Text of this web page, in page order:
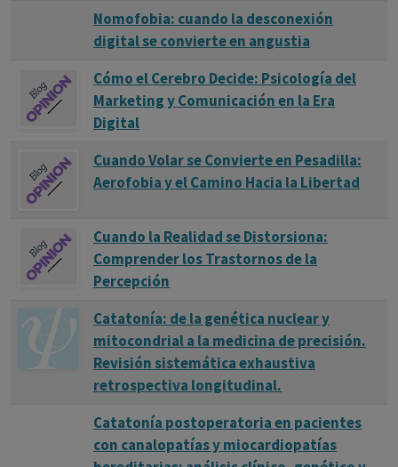
Nomofobia: cuando la desconexión
digital se convierte en angustia
Cómo el Cerebro Decide: Psicología del
Marketing y Comunicación en la Era
Digital
Cuando Volar se Convierte en Pesadilla:
Aerofobia y el Camino Hacia la Libertad
Cuando la Realidad se Distorsiona:
Comprender los Trastornos de la
Percepción
Catatonía: de la genética nuclear y
mitocondrial a la medicina de precisión.
Revisión sistemática exhaustiva
retrospectiva longitudinal.
Catatonía postoperatoria en pacientes
con canalopatías y miocardiopatías